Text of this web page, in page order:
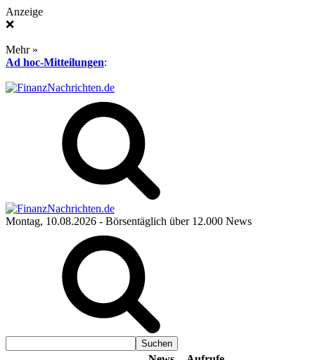
Anzeige
❌
Mehr »
Ad hoc-Mitteilungen:
Montag, 10.08.2026 - Börsentäglich über 12.000 News